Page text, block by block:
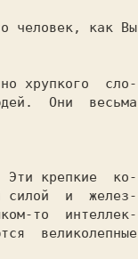
человек, как Вы
хрупкого  сло-
Они  весьма
Эти крепкие  ко-
силой  и  желез-
то  интеллек-
великолепные